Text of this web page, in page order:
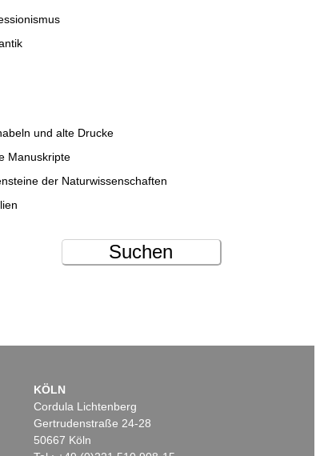
und alte Drucke
Manuskripte
der Naturwissenschaften
Suchen
KÖLN
Cordula Lichtenberg
Gertrudenstraße 24-28
50667 Köln